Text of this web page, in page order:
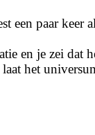
een paar keer
en je zei dat
het